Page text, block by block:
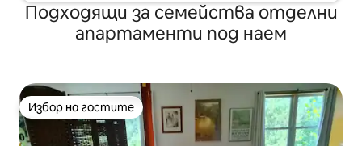
Подходящи за семейства отделни
апартаменти под наем
Избор на гостите
Избор на гостите